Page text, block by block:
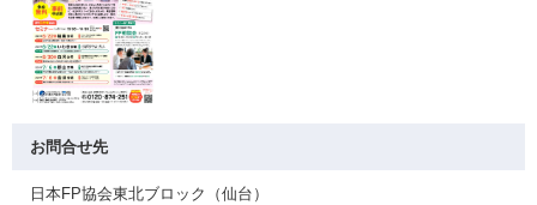
お問合せ先
日本FP協会東北ブロック（仙台）